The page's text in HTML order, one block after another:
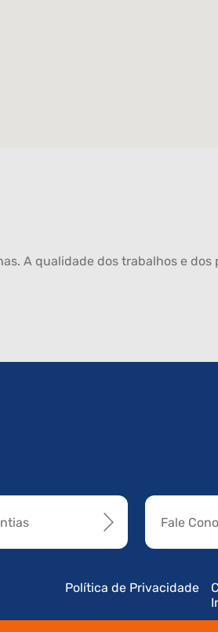
A qualidade dos trabalhos e
Fale
Política de Privacidade